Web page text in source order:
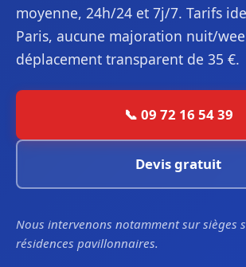
moyenne, 24h/24 et 7j/7. Tarifs
Paris, aucune majoration nuit/
déplacement transparent de 35 €.
📞 09 72 16 54 39
Devis gratuit
Nous intervenons notamment sur sièges
résidences pavillonnaires.